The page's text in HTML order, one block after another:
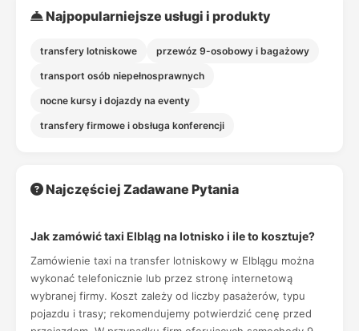
Najpopularniejsze usługi i produkty
transfery lotniskowe przewóz 9-osobowy i bagażowy
transport osób niepełnosprawnych
nocne kursy i dojazdy na eventy
transfery firmowe i obsługa konferencji
Najczęściej Zadawane Pytania
Jak zamówić taxi Elbląg na lotnisko i ile to kosztuje?
Zamówienie taxi na transfer lotniskowy w Elblągu można
wykonać telefonicznie lub przez stronę internetową
wybranej firmy. Koszt zależy od liczby pasażerów, typu
pojazdu i trasy; rekomendujemy potwierdzić cenę przed